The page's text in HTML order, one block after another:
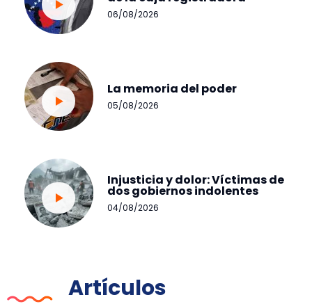
06/08/2026
La memoria del poder
05/08/2026
Injusticia y dolor: Víctimas de
dos gobiernos indolentes
04/08/2026
Artículos